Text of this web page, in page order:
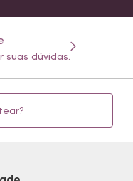
suas dúvidas.